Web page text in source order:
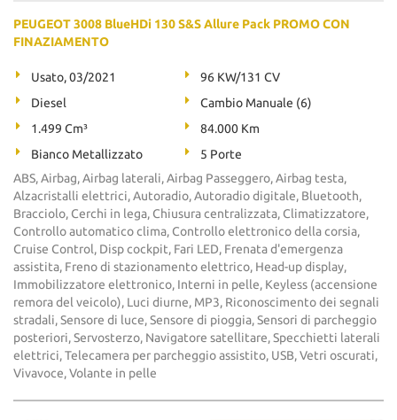
PEUGEOT 3008 BlueHDi 130 S&S Allure Pack PROMO CON
FINAZIAMENTO
Usato, 03/2021
96 KW/131 CV
Diesel
Cambio Manuale (6)
1.499 Cm³
84.000 Km
Bianco Metallizzato
5 Porte
ABS, Airbag, Airbag laterali, Airbag Passeggero, Airbag testa,
Alzacristalli elettrici, Autoradio, Autoradio digitale, Bluetooth,
Bracciolo, Cerchi in lega, Chiusura centralizzata, Climatizzatore,
Controllo automatico clima, Controllo elettronico della corsia,
Cruise Control, Disp cockpit, Fari LED, Frenata d'emergenza
assistita, Freno di stazionamento elettrico, Head-up display,
Immobilizzatore elettronico, Interni in pelle, Keyless (accensione
remora del veicolo), Luci diurne, MP3, Riconoscimento dei segnali
stradali, Sensore di luce, Sensore di pioggia, Sensori di parcheggio
posteriori, Servosterzo, Navigatore satellitare, Specchietti laterali
elettrici, Telecamera per parcheggio assistito, USB, Vetri oscurati,
Vivavoce, Volante in pelle